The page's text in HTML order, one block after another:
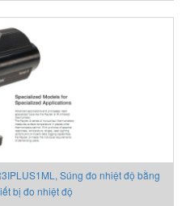
Súng đo nhiệt độ bằng
bị đo nhiệt độ